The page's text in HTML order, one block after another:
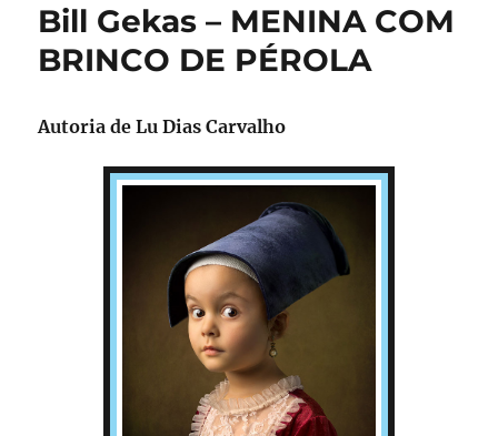
Bill Gekas – MENINA COM
BRINCO DE PÉROLA
Autoria de Lu Dias Carvalho